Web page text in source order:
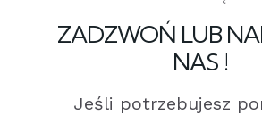
ZADZWOŃ LUB
NAS !
Jeśli potrzebujesz